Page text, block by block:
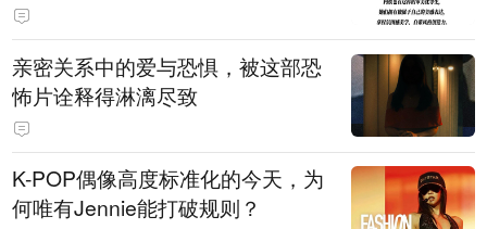
亲密关系中的爱与恐惧，被这部恐
怖片诠释得淋漓尽致
K-POP偶像高度标准化的今天，为
何唯有Jennie能打破规则？